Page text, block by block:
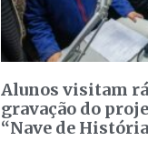
Alunos visitam
gravação do
“Nave de